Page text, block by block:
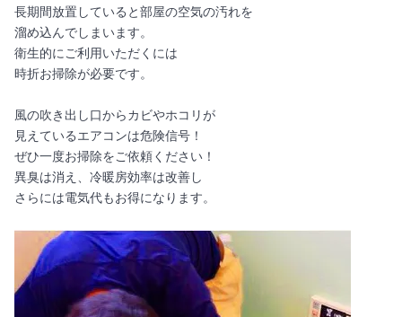
長期間放置していると部屋の空気の汚れを
溜め込んでしまいます。
衛生的にご利用いただくには
時折お掃除が必要です。
風の吹き出し口からカビやホコリが
見えているエアコンは危険信号！
ぜひ一度お掃除をご依頼ください！
異臭は消え、冷暖房効率は改善し
さらには電気代もお得になります。